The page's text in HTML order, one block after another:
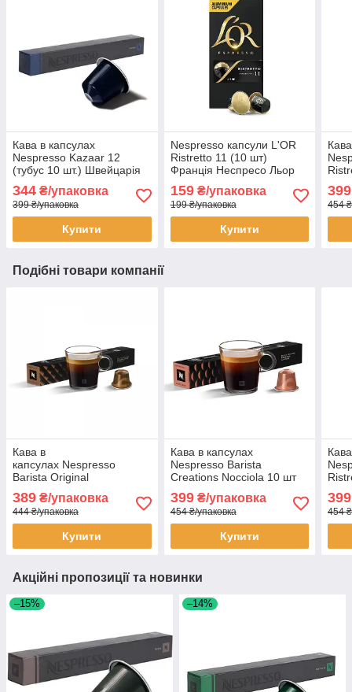
Кава в капсулах
Nespresso Kazaar 12
(тубус 10 шт.) Швейцарія
Казаар
344 ₴/упаковка
399 ₴/упаковка
Купити
Nespresso капсули L'OR
Ristretto 11 (10 шт)
Франція Неспресо Льор
159₴/упаковка
199 ₴/упаковка
Купити
399
454
Подібні товари компанії
Кава в
капсулах Nespresso
Barista Original
Cicocolatino 10 шт тубус
Швейцарія Неспресо
ароматний смак шоколаду
389 ₴/упаковка
444 ₴/упаковка
Купити
Кава в капсулах
Nespresso Barista
Creations Nocciola 10 шт
Тубус Неспресо Лісовий
горіх
399₴/упаковка
454 ₴/упаковка
Купити
399
454
Акційні пропозиції та новинки
–15% –14%